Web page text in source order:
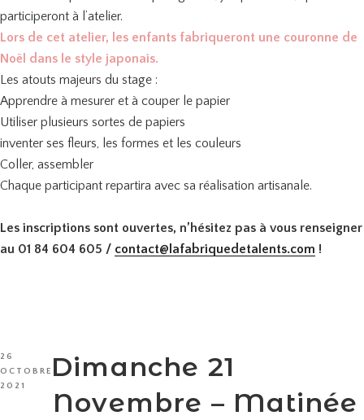
participeront à l’atelier.
Lors de cet atelier, les enfants fabriqueront une couronne de
Noël dans le style japonais.
Les atouts majeurs du stage :
Apprendre à mesurer et à couper le papier
Utiliser plusieurs sortes de papiers
inventer ses fleurs, les formes et les couleurs
Coller, assembler
Chaque participant repartira avec sa réalisation artisanale.
Les inscriptions sont ouvertes, n’hésitez pas à vous renseigner
au 01 84 604 605 / contact@lafabriquedetalents.com !
PUBLIÉ
LE
26
OCTOBRE
2021
Dimanche 21
Novembre – Matinée